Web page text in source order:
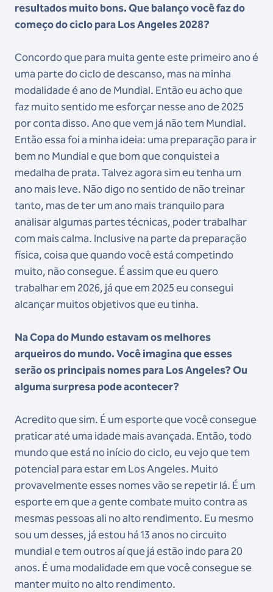
resultados muito bons. Que balanço você faz do
começo do ciclo para Los Angeles 2028?
Concordo que para muita gente este primeiro ano é
uma parte do ciclo de descanso, mas na minha
modalidade é ano de Mundial. Então eu acho que
faz muito sentido me esforçar nesse ano de 2025
por conta disso. Ano que vem já não tem Mundial.
Então essa foi a minha ideia: uma preparação para ir
bem no Mundial e que bom que conquistei a
medalha de prata. Talvez agora sim eu tenha um
ano mais leve. Não digo no sentido de não treinar
tanto, mas de ter um ano mais tranquilo para
analisar algumas partes técnicas, poder trabalhar
com mais calma. Inclusive na parte da preparação
física, coisa que quando você está competindo
muito, não consegue. É assim que eu quero
trabalhar em 2026, já que em 2025 eu consegui
alcançar muitos objetivos que eu tinha.
Na Copa do Mundo estavam os melhores
arqueiros do mundo. Você imagina que esses
serão os principais nomes para Los Angeles? Ou
alguma surpresa pode acontecer?
Acredito que sim. É um esporte que você consegue
praticar até uma idade mais avançada. Então, todo
mundo que está no início do ciclo, eu vejo que tem
potencial para estar em Los Angeles. Muito
provavelmente esses nomes vão se repetir lá. É um
esporte em que a gente combate muito contra as
mesmas pessoas ali no alto rendimento. Eu mesmo
sou um desses, já estou há 13 anos no circuito
mundial e tem outros aí que já estão indo para 20
anos. É uma modalidade em que você consegue se
manter muito no alto rendimento.